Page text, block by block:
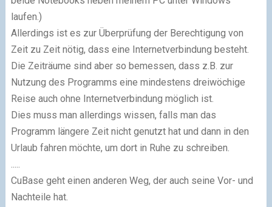
laufen.)
Allerdings ist es zur Überprüfung der Berechtigung von
Zeit zu Zeit nötig, dass eine In­ter­net­ver­bin­dung besteht.
Die Zeiträume sind aber so bemessen, dass z.B. zur
Nutzung des Programms eine mindestens dreiwöchige
Reise auch ohne Internetverbindung möglich ist.
Dies muss man allerdings wissen, falls man das
Programm längere Zeit nicht genutzt hat und dann in den
Urlaub fahren möchte, um dort in Ruhe zu schreiben.
.....
CuBase geht einen anderen Weg, der auch seine Vor- und
Nachteile hat.